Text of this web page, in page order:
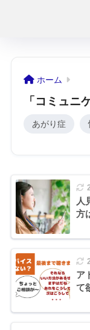
ホーム
「コミュニ
あがり症
人
方
ア
て